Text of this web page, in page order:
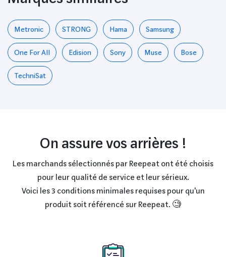
Metronic STRONG Hama Samsung
One For All Edision Sony Muse Bose
TechniSat
On assure vos arrières !
Les marchands sélectionnés par Reepeat ont été choisis
pour leur qualité de service et leur sérieux.
Voici les 3 conditions minimales requises pour qu'un
produit soit référencé sur Reepeat. 🧐